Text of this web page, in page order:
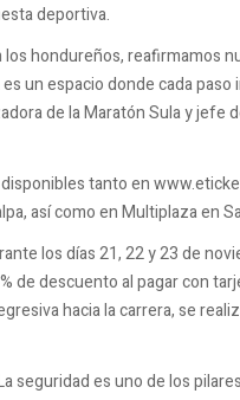
deportiva.
hondureños, reafirmamos
un espacio donde cada
de la Maratón Sula y jefe
tanto en
así como en Multiplaza en
los días 21, 22 y 23 de
de descuento al pagar con
hacia la carrera, se
seguridad es uno de los